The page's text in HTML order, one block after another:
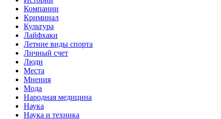
Компании
Криминал
Культура
Лайфхаки
Летние виды спорта
Личный счет
Люди
Места
Мнения
Мода
Народная медицина
Наука
Наука и техника